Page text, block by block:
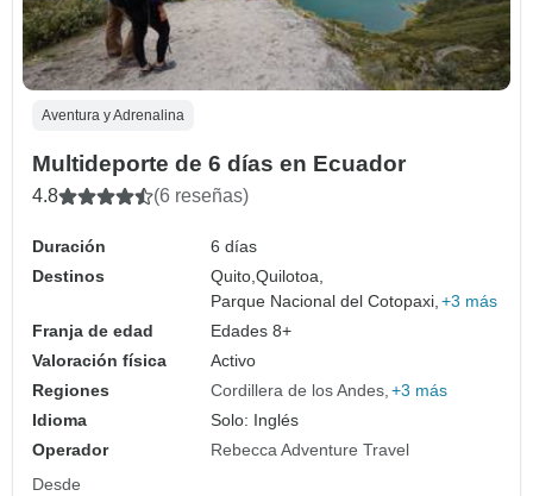
Aventura y Adrenalina
Multideporte de 6 días en Ecuador
4.8 (6 reseñas)
Duración
6 días
Destinos
Quito,Quilotoa,
Parque Nacional del Cotopaxi, +3 más
Franja de edad
Edades 8+
Valoración física
Activo
Regiones
Cordillera de los Andes +3 más
Idioma
Solo: Inglés
Operador
Rebecca Adventure Travel
Desde